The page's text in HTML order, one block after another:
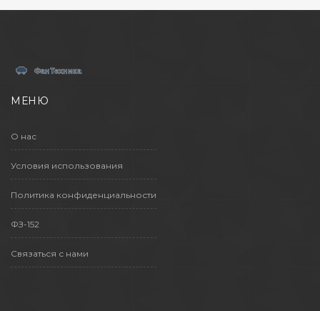
МЕНЮ
О нас
Условия использования
Политика конфиденциальности
ФЗ-152
Связаться с нами